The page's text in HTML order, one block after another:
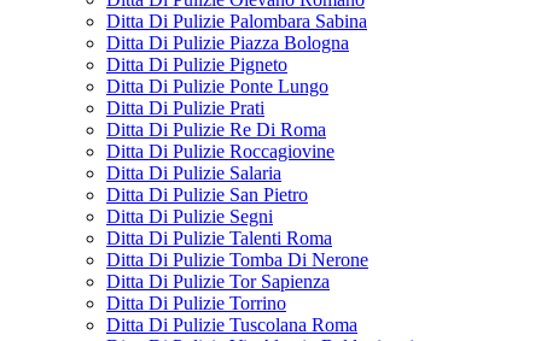
Ditta Di Pulizie Palombara Sabina
Ditta Di Pulizie Piazza Bologna
Ditta Di Pulizie Pigneto
Ditta Di Pulizie Ponte Lungo
Ditta Di Pulizie Prati
Ditta Di Pulizie Re Di Roma
Ditta Di Pulizie Roccagiovine
Ditta Di Pulizie Salaria
Ditta Di Pulizie San Pietro
Ditta Di Pulizie Segni
Ditta Di Pulizie Talenti Roma
Ditta Di Pulizie Tomba Di Nerone
Ditta Di Pulizie Tor Sapienza
Ditta Di Pulizie Torrino
Ditta Di Pulizie Tuscolana Roma